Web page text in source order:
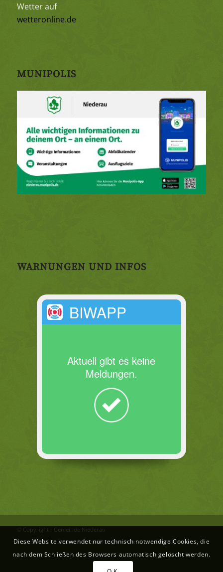
Wetter auf
wetteronline.de
MUNIPOLIS
WARNUNGEN UND INFOS
BIWAPP
Aktuell gibt es keine
Meldungen.
© Copyright - Gemeinde Niederau
Impressum
Datenschutzerklärung Kontakt Sitemap
Diese Website verwendet nur technisch notwendige Cookies, die
nach dem Schließen des Browsers automatisch gelöscht werden.